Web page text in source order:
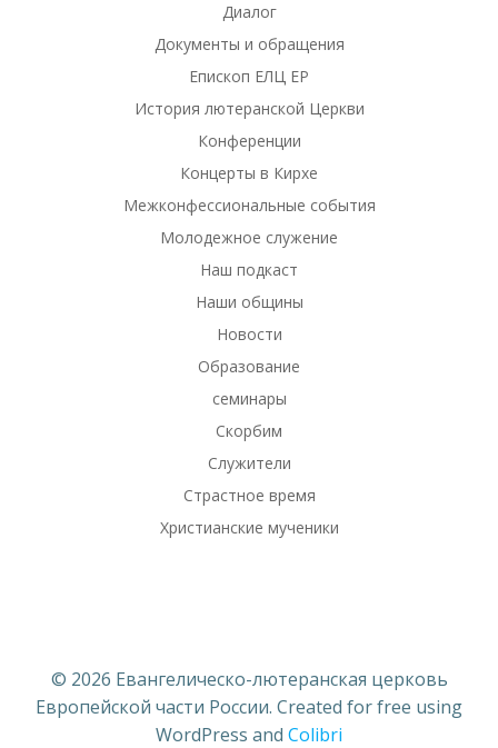
Диалог
Документы и обращения
Епископ ЕЛЦ ЕР
История лютеранской Церкви
Конференции
Концерты в Кирхе
Межконфессиональные события
Молодежное служение
Наш подкаст
Наши общины
Новости
Образование
семинары
Скорбим
Служители
Страстное время
Христианские мученики
© 2026 Евангелическо-лютеранская церковь
Европейской части России. Created for free using
WordPress and Colibri